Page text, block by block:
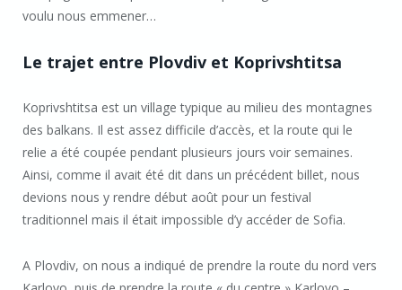
voulu nous emmener…
Le trajet entre Plovdiv et Koprivshtitsa
Koprivshtitsa est un village typique au milieu des montagnes
des balkans. Il est assez difficile d’accès, et la route qui le
relie a été coupée pendant plusieurs jours voir semaines.
Ainsi, comme il avait été dit dans un précédent billet, nous
devions nous y rendre début août pour un festival
traditionnel mais il était impossible d’y accéder de Sofia.
A Plovdiv, on nous a indiqué de prendre la route du nord vers